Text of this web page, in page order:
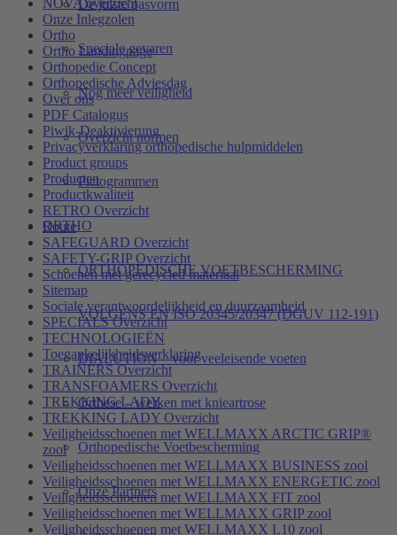
De juiste pasvorm
Speciale gevaren
Nog meer veiligheid
Overzicht normen
Pictogrammen
ORTHO
ORTHOPEDISCHE VOETBESCHERMING
VOLGENS EN ISO 20345/20347 (DGUV 112-191)
DIALUTION – voor veeleisende voeten
Orthese – werken met knieartrose
Orthopedische Voetbescherming
Onze Partners
NOVA overzicht
Onze Inlegzolen
Ortho
Ortho Landingpage
Orthopedie Concept
Orthopedische Adviesdag
Over ons
PDF Catalogus
Piwik-Deaktivierung
Privacyverklaring orthopedische hulpmiddelen
Product groups
Producten
Productkwaliteit
RETRO Overzicht
Route
SAFEGUARD Overzicht
SAFETY-GRIP Overzicht
Schoenen met gerecycled materiaal
Sitemap
Sociale verantwoordelijkheid en duurzaamheid
SPECIALS Overzicht
TECHNOLOGIEËN
Toegankelijkheidsverklaring
TRAINERS Overzicht
TRANSFOAMERS Overzicht
TREKKING LADY
TREKKING LADY Overzicht
Veiligheidsschoenen met WELLMAXX ARCTIC GRIP®
zool
Veiligheidsschoenen met WELLMAXX BUSINESS zool
Veiligheidsschoenen met WELLMAXX ENERGETIC zool
Veiligheidsschoenen met WELLMAXX FIT zool
Veiligheidsschoenen met WELLMAXX GRIP zool
Veiligheidsschoenen met WELLMAXX L10 zool